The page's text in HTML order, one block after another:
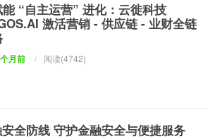
能 “自主运营” 进化：云徙科技
激活营销 - 供应链 - 业财全链
月前 / 阅读(4742)
全防线 守护金融安全与便捷服务